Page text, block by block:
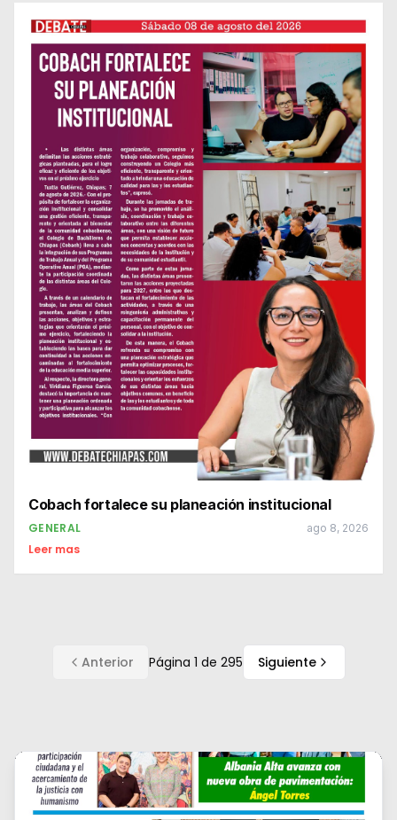
Cobach fortalece su planeación institucional
GENERAL ago 8, 2026
Leer mas
Anterior Página 1 de 295 Siguiente